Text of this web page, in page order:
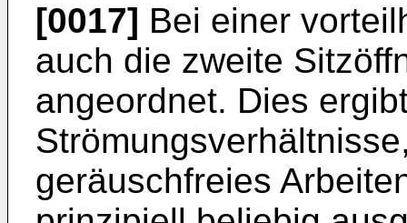
[0017] Bei einer
auch die zweite
angeordnet. Dies
geräuschfreies